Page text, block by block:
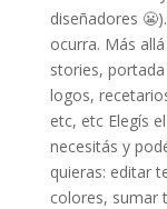
diseñadores
ocurra. Más
stories,
logos,
etc, etc Elegís
necesitás y
quieras: editar
colores, sumar